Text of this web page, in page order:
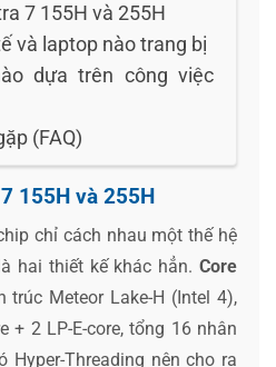
7 155H và 255H
và laptop nào trang bị
dựa trên công việc
(FAQ)
155H và 255H
chỉ cách nhau một thế hệ
hai thiết kế khác hẳn. Core
trúc Meteor Lake-H (Intel 4),
+ 2 LP-E-core, tổng 16 nhân
Hyper-Threading nên cho ra